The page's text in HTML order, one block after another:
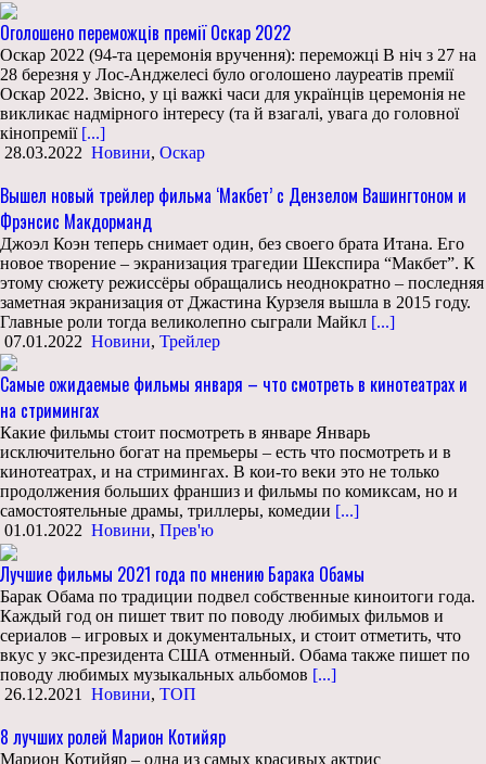
Оголошено переможців премії Оскар 2022
Оскар 2022 (94-та церемонія вручення): переможці В ніч з 27 на
28 березня у Лос-Анджелесі було оголошено лауреатів премії
Оскар 2022. Звісно, у ці важкі часи для українців церемонія не
викликає надмірного інтересу (та й взагалі, увага до головної
кінопремії[...]
28.03.2022 Новини, Оскар
Вышел новый трейлер фильма ‘Макбет’ с Дензелом Вашингтоном и
Фрэнсис Макдорманд
Джоэл Коэн теперь снимает один, без своего брата Итана. Его
новое творение – экранизация трагедии Шекспира “Макбет”. К
этому сюжету режиссёры обращались неоднократно – последняя
заметная экранизация от Джастина Курзеля вышла в 2015 году.
Главные роли тогда великолепно сыграли Майкл [...]
07.01.2022 Новини, Трейлер
Самые ожидаемые фильмы января – что смотреть в кинотеатрах и
на стримингах
Какие фильмы стоит посмотреть в январе Январь
исключительно богат на премьеры – есть что посмотреть и в
кинотеатрах, и на стримингах. В кои-то веки это не только
продолжения больших франшиз и фильмы по комиксам, но и
самостоятельные драмы, триллеры, комедии [...]
01.01.2022 Новини, Прев'ю
Лучшие фильмы 2021 года по мнению Барака Обамы
Барак Обама по традиции подвел собственные киноитоги года.
Каждый год он пишет твит по поводу любимых фильмов и
сериалов – игровых и документальных, и стоит отметить, что
вкус у экс-президента США отменный. Обама также пишет по
поводу любимых музыкальных альбомов [...]
26.12.2021
Новини, ТОП
8 лучших ролей Марион Котийяр
Марион Котийяр – одна из самых красивых актрис